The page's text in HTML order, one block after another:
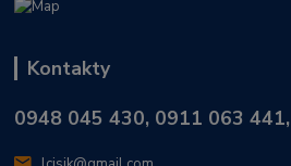
Kontakty
0948 045 430, 0911 063